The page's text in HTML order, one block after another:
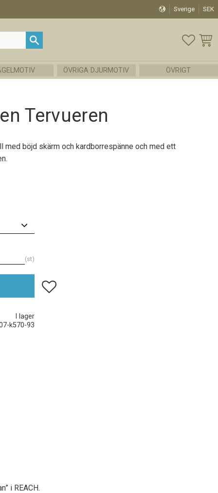
Sverige SEK
ÖVRIGA DJURMOTIV ÖVRIGT
Tervueren
böjd skärm och kardborrespänne och med ett
st
Lägg till i favoriter
I lager
k570-93
i REACH.